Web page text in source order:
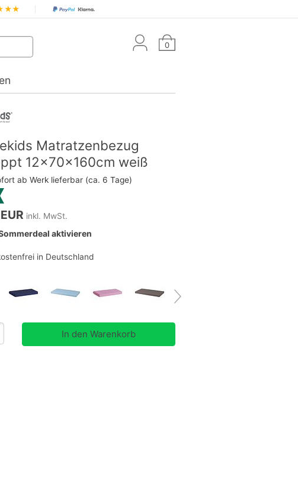
0
Matratzenbezug
12x70x160cm weiß
ab Werk lieferbar (ca. 6 Tage)
inkl. MwSt.
aktivieren
in Deutschland